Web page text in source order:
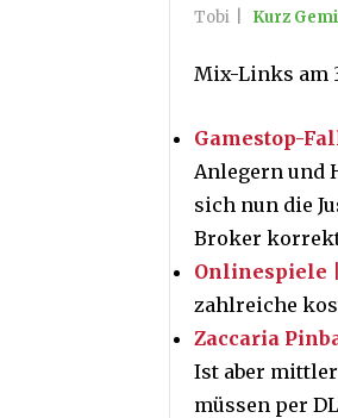
Tobi Kurz
Mix-Links am
Gamestop-
Anlegern und
sich nun die
Broker
Onlinespiele
zahlreiche
Zaccaria
Ist aber
müssen per